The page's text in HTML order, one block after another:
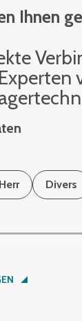
Ihnen
Herr Divers